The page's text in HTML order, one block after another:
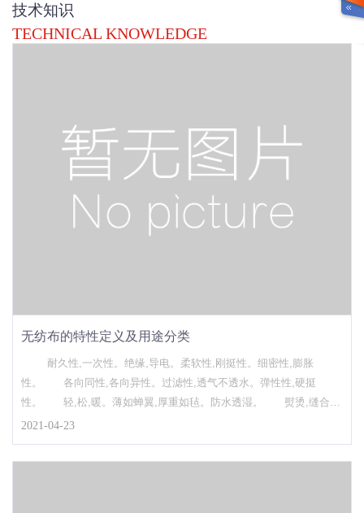
技术知识
TECHNICAL KNOWLEDGE
无纺布的特性定义及用途分类
耐久性,一次性。绝缘,导电。柔软性,刚挺性。细密性,膨胀
性。 各向同性,各向异性。过滤性,透气不透水。弹性性,硬挺
性。 轻,松,暖。薄如蝉翼,厚重如毡。防水透湿。 熨烫,缝合,
模压成型。阻燃,抗静电。透水,防水,耐磨,起绒性。 耐褶皱,弹性
巾,婴儿尿布,湿面巾,卫生内
2021-04-23